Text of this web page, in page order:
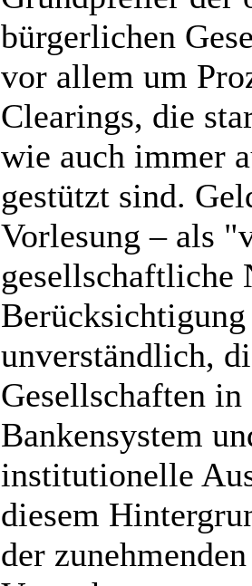
bürgerlichen
vor allem um
Clearings, die
wie auch immer
gestützt sind.
Vorlesung – als
gesellschaftliche
unverständlich,
Gesellschaften
Bankensystem
institutionelle
diesem
der